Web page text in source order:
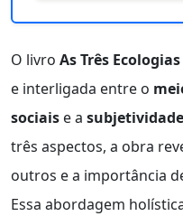
O livro As Três Ecologias
e interligada entre o
sociais e a
três aspectos, a obra
outros e a importância
Essa abordagem